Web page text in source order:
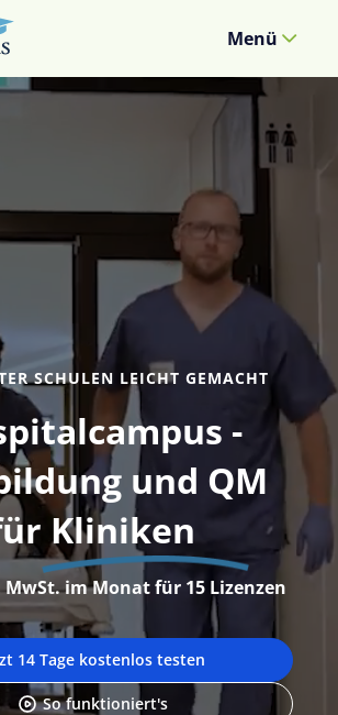
Menü
SCHULEN LEICHT GEMACHT
-
und QM
Kliniken
MwSt. im Monat für 15 Lizenzen
So funktioniert's
14 Tage kostenlos testen